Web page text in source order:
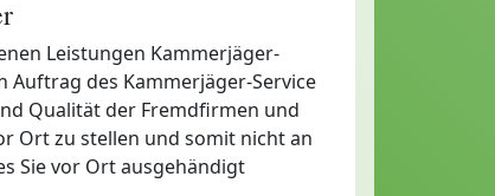
Leistungen Kammerjäger-
des Kammerjäger-Service
Qualität der Fremdfirmen und
Ort zu stellen und somit nicht an
Sie vor Ort ausgehändigt